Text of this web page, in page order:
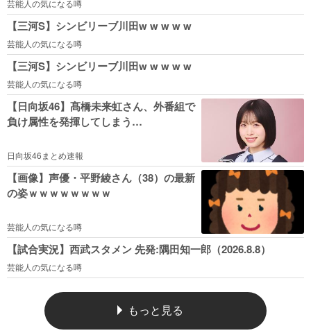
芸能人の気になる噂
【三河S】シンビリーブ川田w w w w w
芸能人の気になる噂
【三河S】シンビリーブ川田w w w w w
芸能人の気になる噂
【日向坂46】髙橋未来虹さん、外番組で
負け属性を発揮してしまう…
日向坂46まとめ速報
【画像】声優・平野綾さん（38）の最新
の姿ｗｗｗｗｗｗｗｗ
芸能人の気になる噂
【試合実況】西武スタメン 先発:隅田知一郎（2026.8.8）
芸能人の気になる噂
もっと見る